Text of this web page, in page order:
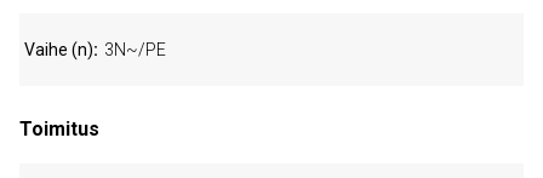
Vaihe (n) 3N~/PE
Toimitus